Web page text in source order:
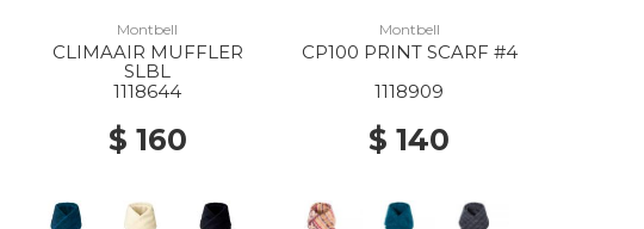
Montbell
CLIMAAIR MUFFLER
SLBL
1118644
$ 160
Montbell
CP100 PRINT SCARF #4
1118909
$ 140